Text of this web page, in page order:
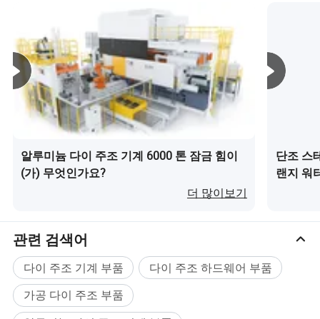
장 긴 블라인드 구멍(직경 30mm)은 170mm입니다. 또한
마이크로 오르간 및 역학 테스트를 수행할 수 있는 다양한
검사 시설도 갖추고 있습니다. 에어 프로덕츠의 기계 가공,
전기 분해 연마 및 열 처리를 위한 미가공 장비를 보유하고
있습니다. 우리 제품은 미국, 캐나다, 독일, 프랑스, 영국, 일
본 등. 우리는 모든 고객에게 양질의 제품과 최고의 서비스
를 제공할 것입니다.
알루미늄 다이 주조 기계 6000 톤 잠금 힘이
(가) 무엇인가요?
더 많이보기
단조 스
랜지 워
관련 검색어
다이 주조 기계 부품
다이 주조 하드웨어 부품
가공 다이 주조 부품